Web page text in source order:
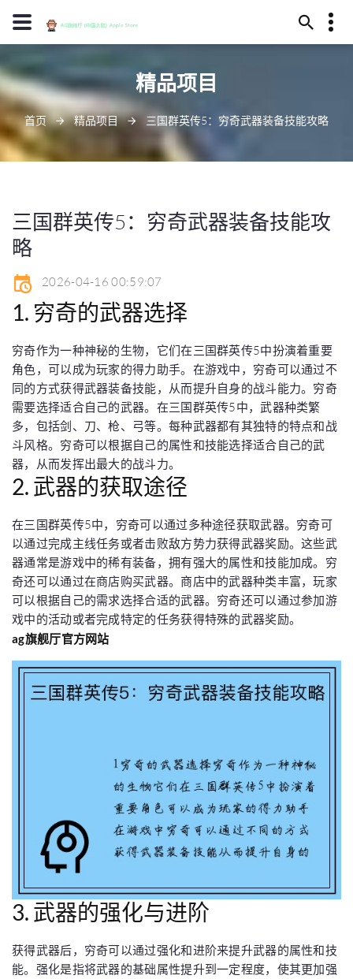
13594780181
酒泉市元殊之涧277号
精品项目
首页 精品项目 三国群英传5：穷奇武器装备技能攻略
三国群英传5：穷奇武器装备技能攻
略
2026-04-16 00:59:07
1. 穷奇的武器选择
穷奇作为一种神秘的生物，它们在三国群英传5中扮演着重要
角色，可以成为玩家的得力助手。在游戏中，穷奇可以通过不
同的方式获得武器装备技能，从而提升自身的战斗能力。穷奇
需要选择适合自己的武器。在三国群英传5中，武器种类繁
多，包括剑、刀、枪、弓等。每种武器都有其独特的特点和战
斗风格。穷奇可以根据自己的属性和技能选择适合自己的武
器，从而发挥出最大的战斗力。
2. 武器的获取途径
在三国群英传5中，穷奇可以通过多种途径获取武器。穷奇可
以通过完成主线任务或者击败敌方势力获得武器奖励。这些武
器通常是游戏中的稀有装备，拥有强大的属性和技能加成。穷
奇还可以通过在商店购买武器。商店中的武器种类丰富，玩家
可以根据自己的需求选择合适的武器。穷奇还可以通过参加游
戏中的活动或者完成特定的任务获得特殊的武器奖励。
ag旗舰厅官方网站
3. 武器的强化与进阶
获得武器后，穷奇可以通过强化和进阶来提升武器的属性和技
能。强化是指将武器的基础属性提升到一定程度，使其更加强